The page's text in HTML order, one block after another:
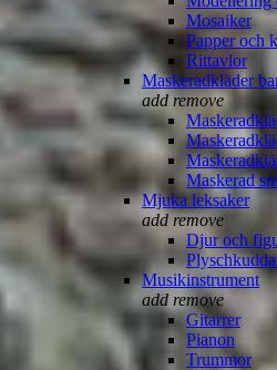
Mosaiker
Papper och
Rittavlor
Maskeradkläder
add remove
Maskerad
Mjuka leksaker
add remove
Djur och
Musikinstrument
add remove
Gitarrer
Pianon
Trummor